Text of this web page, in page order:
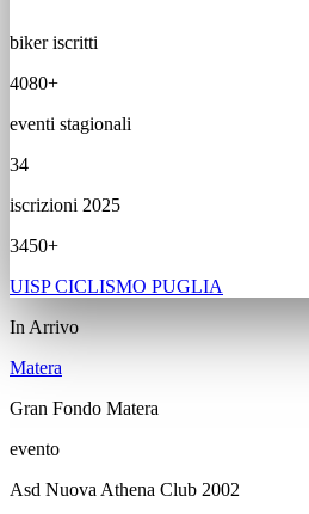
biker iscritti
4080+
eventi stagionali
34
iscrizioni 2025
3450+
UISP CICLISMO PUGLIA
In Arrivo
Matera
Gran Fondo Matera
evento
Asd Nuova Athena Club 2002